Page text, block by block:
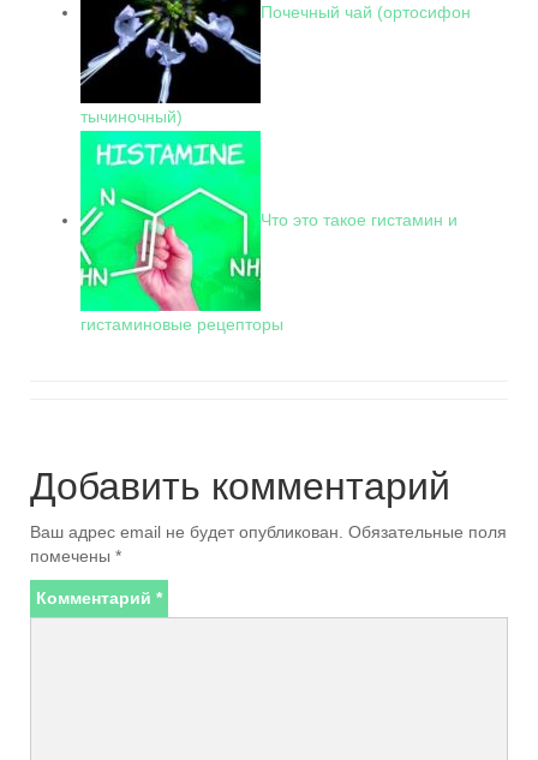
Почечный чай (ортосифон
тычиночный)
Что это такое гистамин и
гистаминовые рецепторы
Добавить комментарий
Ваш адрес email не будет опубликован. Обязательные поля
помечены *
Комментарий *